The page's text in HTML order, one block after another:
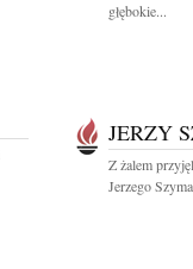
głębokie...
JERZY
Z żalem
Jerzego